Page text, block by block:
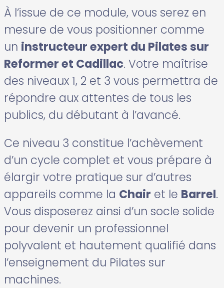
À l’issue de ce module, vous serez en
mesure de vous positionner comme
un instructeur expert du Pilates sur
Reformer et Cadillac. Votre maîtrise
des niveaux 1, 2 et 3 vous permettra de
répondre aux attentes de tous les
publics, du débutant à l’avancé.
Ce niveau 3 constitue l’achèvement
d’un cycle complet et vous prépare à
élargir votre pratique sur d’autres
appareils comme la Chair et le Barrel.
Vous disposerez ainsi d’un socle solide
pour devenir un professionnel
polyvalent et hautement qualifié dans
l’enseignement du Pilates sur
machines.